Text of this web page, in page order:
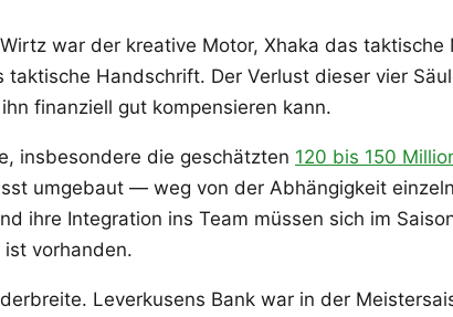
war der kreative Motor, Xhaka das
Handschrift. Der Verlust dieser vier
finanziell gut kompensieren kann.
insbesondere die geschätzten 120 bis 150
umgebaut — weg von der Abhängigkeit
ihre Integration ins Team müssen sich im
vorhanden.
Leverkusens Bank war in der